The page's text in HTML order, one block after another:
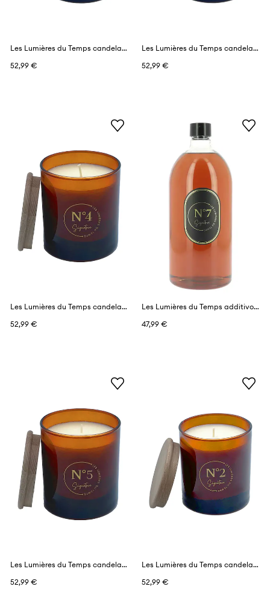
Les Lumières du Temps candela profumata 290 g
52,99 €
Les Lumières du Temps candela profumata 290 g
52,99 €
Les Lumières du Temps candela profumata 290 g
52,99 €
Les Lumières du Temps additivo profumante per diffusore 1 l
47,99 €
Les Lumières du Temps candela profumata 290 g
52,99 €
Les Lumières du Temps candela profumata 290 g
52,99 €